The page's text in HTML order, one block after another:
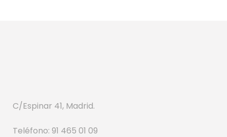
C/Espinar 41, Madrid.
Teléfono: 91 465 01 09